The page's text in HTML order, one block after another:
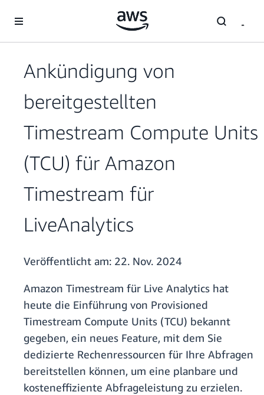
Überspringen zum Hauptinhalt
Ankündigung von
bereitgestellten
Timestream Compute Units
(TCU) für Amazon
Timestream für
LiveAnalytics
Veröffentlicht am: 22. Nov. 2024
Amazon Timestream für Live Analytics hat
heute die Einführung von Provisioned
Timestream Compute Units (TCU) bekannt
gegeben, ein neues Feature, mit dem Sie
dedizierte Rechenressourcen für Ihre Abfragen
bereitstellen können, um eine planbare und
kosteneffiziente Abfrageleistung zu erzielen.